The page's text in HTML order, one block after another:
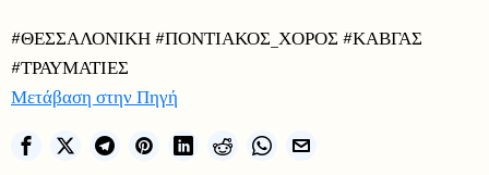
#ΘΕΣΣΑΛΟΝΙΚΗ #ΠΟΝΤΙΑΚΟΣ_ΧΟΡΟΣ #ΚΑΒΓΑΣ
#ΤΡΑΥΜΑΤΙΕΣ
Μετάβαση στην Πηγή